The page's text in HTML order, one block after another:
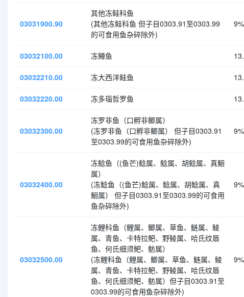
03031900.90
其他冻鲑科鱼
(其他冻鲑科鱼 但子目0303.91至0303.99
的可食用鱼杂碎除外)
9%
03032100.00 冻鳟鱼
03032210.00 冻大西洋鲑鱼
03032220.00 冻多瑙哲罗鱼
03032300.00
冻罗非鱼（口孵非鲫属）
(冻罗非鱼（口孵非鲫属） 但子目0303.91
至0303.99的可食用鱼杂碎除外)
9%
03032400.00
冻鲶鱼（(鱼芒)鲶属、鲶属、胡鲶属、真鮰
属）
(冻鲶鱼（(鱼芒)鲶属、鲶属、胡鲶属、真
鮰属） 但子目0303.91至0303.99的可食用
鱼杂碎除外)
9%
03032500.00
冻鲤科鱼（鲤属、鲫属、草鱼、鲢属、鲮
属、青鱼、卡特拉鲃、野鲮属、哈氏纹唇
鱼、何氏细须鲃、鲂属）
(冻鲤科鱼（鲤属、鲫属、草鱼、鲢属、鲮
属、青鱼、卡特拉鲃、野鲮属、哈氏纹唇
鱼、何氏细须鲃、鲂属）但子目0303.91至
0303.99的可食用鱼杂碎除外)
9%